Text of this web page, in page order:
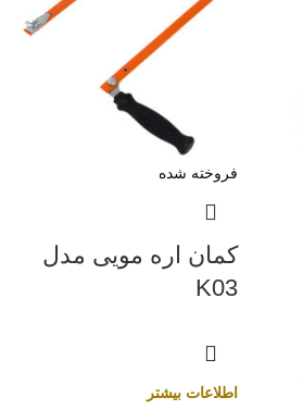
فروخته شده
کمان اره مویی مدل
K03
اطلاعات بیشتر